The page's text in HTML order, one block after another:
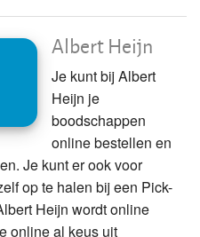
Albert Heijn
Je kunt bij Albert
Heijn je
boodschappen
online bestellen en
Je kunt er ook voor
op te halen bij een Pick-
Heijn wordt online
online al keus uit